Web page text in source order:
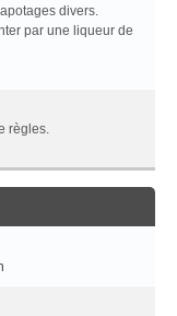
divers.
par une liqueur de
règles.